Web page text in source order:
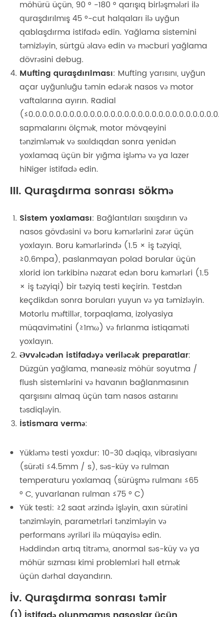
möhürü üçün, 90 ° -180 ° qarışıq birləşmələri ilə
quraşdırılmış 45 °-cut halqaları ilə uyğun
qablaşdırma istifadə edin. Yağlama sistemini
təmizləyin, sürtgü əlavə edin və məcburi yağlama
dövrəsini debug.
Mufting quraşdırılması: Mufting yarısını, uyğun
açar uyğunluğu təmin edərək nasos və motor
vaftalarına ayırın. Radial
sapmalarını ölçmək, motor mövqeyini
tənzimləmək və sıxıldıqdan sonra yenidən
yoxlamaq üçün bir yığma işləmə və ya lazer
hiNiger istifadə edin.
III. Quraşdırma sonrası sökmə
Sistem yoxlaması: Bağlantıları sıxışdırın və
nasos gövdəsini və boru kəmərlərini zərər üçün
yoxlayın. Boru kəmərlərində (1.5 × iş təzyiqi,
≥0.6mpa), paslanmayan polad borular üçün
xlorid ion tərkibinə nəzarət edən boru kəmərləri (1.5
× iş təzyiqi) bir təzyiq testi keçirin. Testdən
keçdikdən sonra boruları yuyun və ya təmizləyin.
Motorlu məftillər, torpaqlama, izolyasiya
müqavimətini (≥1mω) və fırlanma istiqaməti
yoxlayın.
Əvvəlcədən istifadəyə veriləcək preparatlar:
Düzgün yağlama, maneəsiz möhür soyutma /
flush sistemlərini və havanın bağlanmasının
qarşısını almaq üçün tam nasos astarını
təsdiqləyin.
İstismara vermə:
Yükləmə testi yoxdur: 10-30 dəqiqə, vibrasiyanı
(sürəti ≤4.5mm / s), səs-küy və rulman
temperaturu yoxlamaq (sürüşmə rulmanı ≤65
° C, yuvarlanan rulman ≤75 ° C)
Yük testi: ≥2 saat ərzində işləyin, axın sürətini
tənzimləyin, parametrləri tənzimləyin və
performans əyriləri ilə müqayisə edin.
Həddindən artıq titrəmə, anormal səs-küy və ya
möhür sızması kimi problemləri həll etmək
üçün dərhal dayandırın.
İv. Quraşdırma sonrası təmir